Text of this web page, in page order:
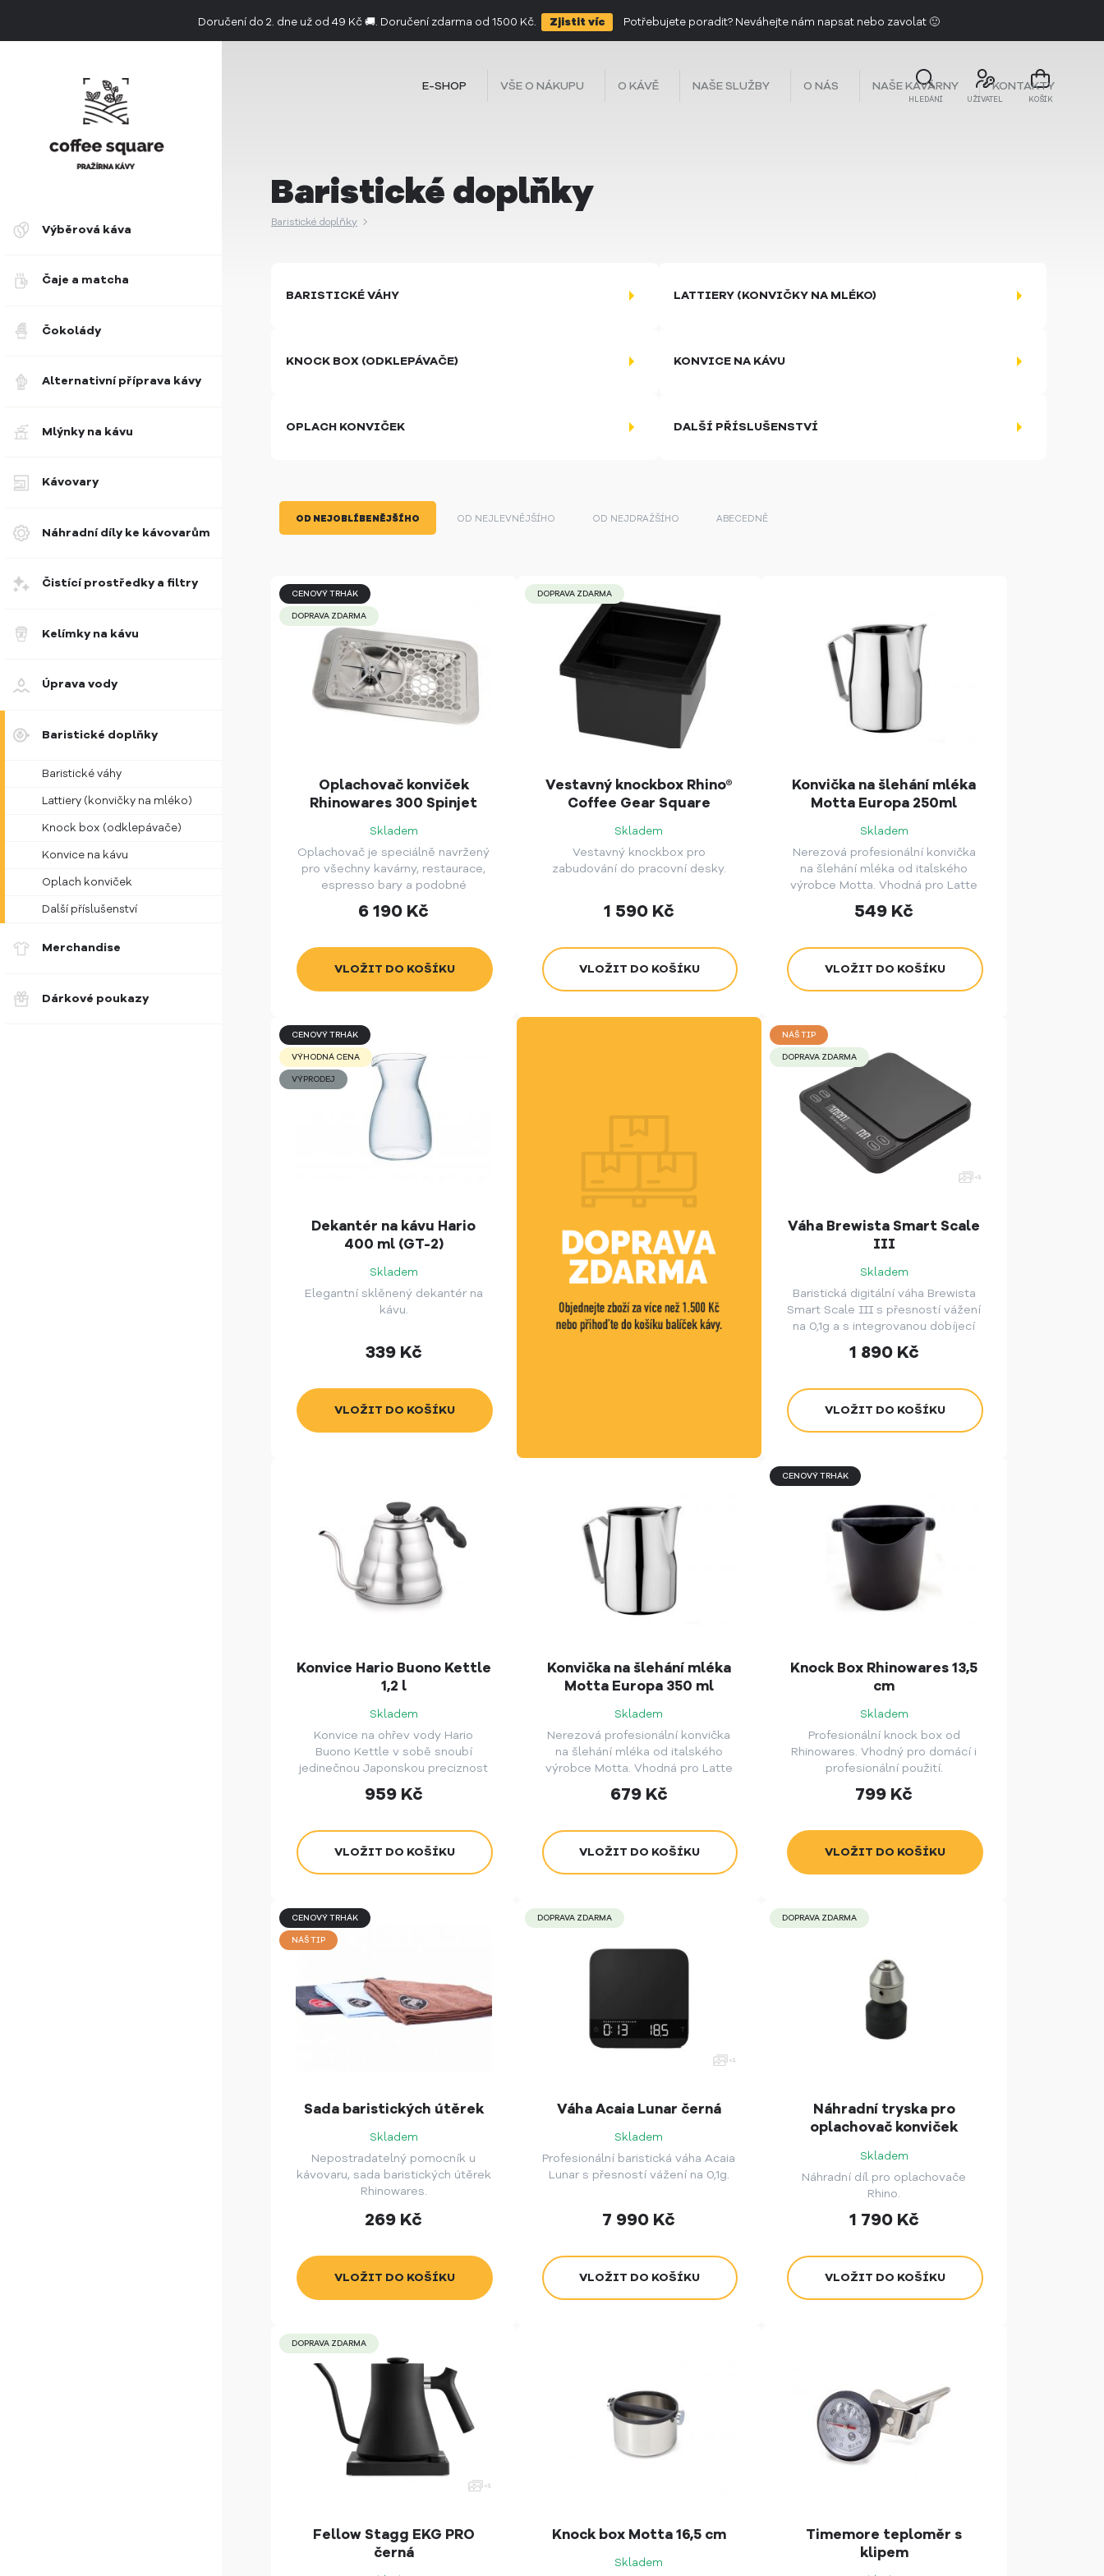
👉 Objevte jedinečnou chuť limitované kávy odrůdy Orange Bourbon fermentované s maracujou Kolumbie Pitalito s chutí maracuji a zralého manga.
Doručení do 2. dne už od 49 Kč 🚚. Doručení zdarma od 1500 Kč. Zjistit víc Potřebujete poradit? Neváhejte nám napsat nebo zavolat 🙂
HLEDÁNÍ UŽIVATEL KOŠÍK
E-SHOP VŠE O NÁKUPU O KÁVĚ NAŠE SLUŽBY O NÁS NAŠE KAVÁRNY KONTAKTY
Baristické doplňky
Baristické doplňky
BARISTICKÉ VÁHY LATTIERY (KONVIČKY NA MLÉKO)
KNOCK BOX (ODKLEPÁVAČE) KONVICE NA KÁVU
OPLACH KONVIČEK DALŠÍ PŘÍSLUŠENSTVÍ
OD NEJOBLÍBENĚJŠÍHO OD NEJLEVNĚJŠÍHO OD NEJDRAŽŠÍHO ABECEDNĚ
CENOVÝ TRHÁK
DOPRAVA ZDARMA
Oplachovač konviček
Rhinowares 300 Spinjet
Skladem
Oplachovač je speciálně navržený
pro všechny kavárny, restaurace,
espresso bary a podobné
provozy.
6 190 Kč
DOPRAVA ZDARMA
Vestavný knockbox Rhino®
Coffee Gear Square
Skladem
Vestavný knockbox pro
zabudování do pracovní desky.
1 590 Kč
Konvička na šlehání mléka
Motta Europa 250ml
Skladem
Nerezová profesionální konvička
na šlehání mléka od italského
výrobce Motta. Vhodná pro Latte
Art.
549 Kč
CENOVÝ TRHÁK
VÝHODNÁ CENA
VÝPRODEJ
Dekantér na kávu Hario
400 ml (GT-2)
Skladem
Elegantní sklěnený dekantér na
kávu.
339 Kč
NÁŠ TIP
DOPRAVA ZDARMA
Váha Brewista Smart Scale
III
Skladem
Baristická digitální váha Brewista
Smart Scale III s přesností vážení
na 0,1g a s integrovanou dobíjecí
baterií pomocí USB kabelu.
1 890 Kč
Konvice Hario Buono Kettle
1,2 l
Skladem
Konvice na ohřev vody Hario
Buono Kettle v sobě snoubí
jedinečnou Japonskou preciznost
s designem "V60".
959 Kč
Konvička na šlehání mléka
Motta Europa 350 ml
Skladem
Nerezová profesionální konvička
na šlehání mléka od italského
výrobce Motta. Vhodná pro Latte
679 Kč
CENOVÝ TRHÁK
Knock Box Rhinowares 13,5
cm
Skladem
Profesionální knock box od
Rhinowares. Vhodný pro domácí i
profesionální použití.
799 Kč
CENOVÝ TRHÁK
NÁŠ TIP
Sada baristických útěrek
Skladem
Nepostradatelný pomocník u
kávovaru, sada baristických útěrek
Rhinowares.
269 Kč
DOPRAVA ZDARMA
Váha Acaia Lunar černá
Skladem
Profesionální baristická váha Acaia
Lunar s přesností vážení na 0,1g.
7 990 Kč
DOPRAVA ZDARMA
Náhradní tryska pro
oplachovač konviček
Skladem
Náhradní díl pro oplachovače
Rhino.
1 790 Kč
DOPRAVA ZDARMA
Fellow Stagg EKG PRO
černá
Knock box Motta 16,5 cm
Skladem
Timemore teploměr s
klipem
Výběrová káva
Čaje a matcha
Čokolády
Alternativní příprava kávy
Mlýnky na kávu
Kávovary
Náhradní díly ke kávovarům
Čistící prostředky a filtry
Kelímky na kávu
Úprava vody
Baristické doplňky
Baristické váhy
Lattiery (konvičky na mléko)
Knock box (odklepávače)
Konvice na kávu
Oplach konviček
Další příslušenství
Merchandise
Dárkové poukazy